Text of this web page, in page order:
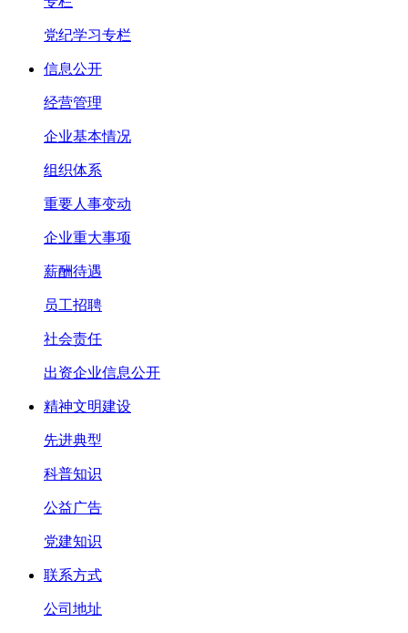
党纪学习专栏
信息公开
经营管理
企业基本情况
组织体系
重要人事变动
企业重大事项
薪酬待遇
员工招聘
社会责任
出资企业信息公开
精神文明建设
先进典型
科普知识
公益广告
党建知识
联系方式
公司地址